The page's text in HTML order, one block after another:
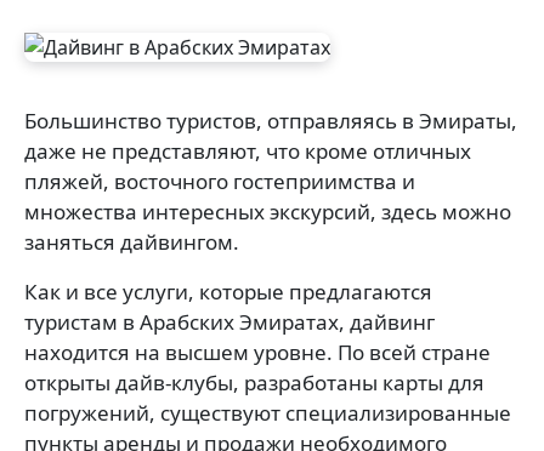
Большинство туристов, отправляясь в Эмираты,
даже не представляют, что кроме отличных
пляжей, восточного гостеприимства и
множества интересных экскурсий, здесь можно
заняться дайвингом.
Как и все услуги, которые предлагаются
туристам в Арабских Эмиратах, дайвинг
находится на высшем уровне. По всей стране
открыты дайв-клубы, разработаны карты для
погружений, существуют специализированные
пункты аренды и продажи необходимого